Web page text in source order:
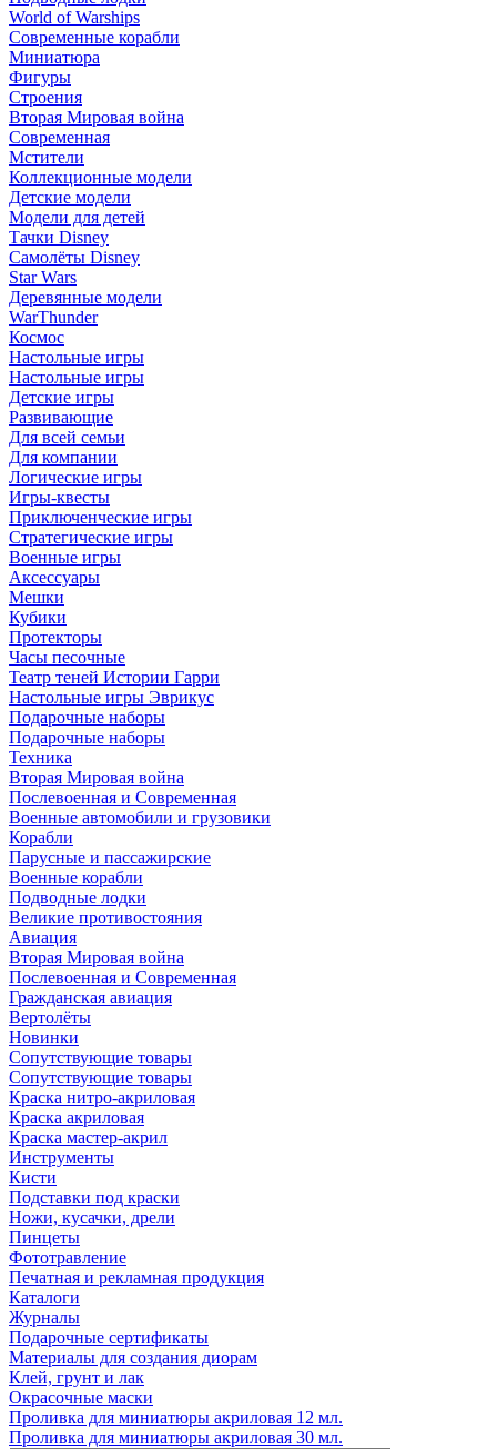
World of Warships
Современные корабли
Миниатюра
Фигуры
Строения
Вторая Мировая война
Современная
Мстители
Коллекционные модели
Детские модели
Модели для детей
Тачки Disney
Самолёты Disney
Star Wars
Деревянные модели
WarThunder
Космос
Настольные игры
Настольные игры
Детские игры
Развивающие
Для всей семьи
Для компании
Логические игры
Игры-квесты
Приключенческие игры
Стратегические игры
Военные игры
Аксессуары
Мешки
Кубики
Протекторы
Часы песочные
Театр теней Истории Гарри
Настольные игры Эврикус
Подарочные наборы
Подарочные наборы
Техника
Вторая Мировая война
Послевоенная и Современная
Военные автомобили и грузовики
Корабли
Парусные и пассажирские
Военные корабли
Подводные лодки
Великие противостояния
Авиация
Вторая Мировая война
Послевоенная и Современная
Гражданская авиация
Вертолёты
Новинки
Сопутствующие товары
Сопутствующие товары
Краска нитро-акриловая
Краска акриловая
Краска мастер-акрил
Инструменты
Кисти
Подставки под краски
Ножи, кусачки, дрели
Пинцеты
Фототравление
Печатная и рекламная продукция
Каталоги
Журналы
Подарочные сертификаты
Материалы для создания диорам
Клей, грунт и лак
Окрасочные маски
Проливка для миниатюры акриловая 12 мл.
Проливка для миниатюры акриловая 30 мл.